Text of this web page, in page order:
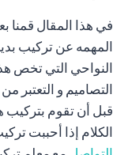
في هذا المقال قمنا
المهمه عن تركيب
النواحي التي تخص
التصاميم و التعتبر
قبل أن تقوم بتركيب
الكلام إذا أحببت